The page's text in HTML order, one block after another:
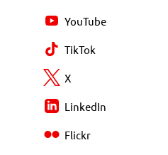
YouTube
TikTok
X
LinkedIn
Flickr